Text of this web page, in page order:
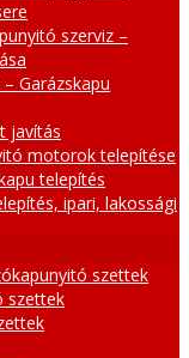
szerviz –
Garázskapu
javítás
motorok telepítése
telepítés
ipari, lakossági
szettek
szettek